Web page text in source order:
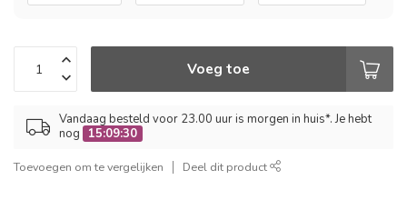
Voeg toe
Vandaag besteld voor 23.00 uur is morgen in huis*. Je hebt
nog
15:09:30
Toevoegen om te vergelijken Deel dit product